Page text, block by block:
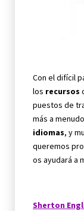
Con el difícil
los recursos
puestos de
más a
idiomas, y
queremos
os ayudará a
Sherton